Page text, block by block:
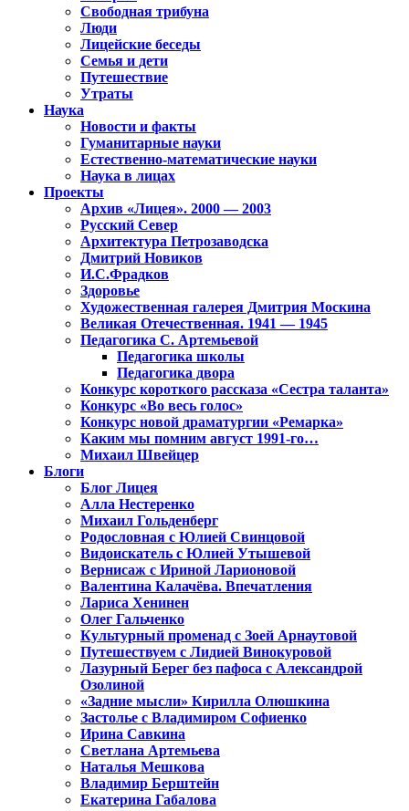
Свободная трибуна
Люди
Лицейские беседы
Семья и дети
Путешествие
Утраты
Наука
Новости и факты
Гуманитарные науки
Естественно-математические науки
Наука в лицах
Проекты
Архив «Лицея». 2000 — 2003
Русский Север
Архитектура Петрозаводска
Дмитрий Новиков
И.С.Фрадков
Здоровье
Художественная галерея Дмитрия Москина
Великая Отечественная. 1941 — 1945
Педагогика С. Артемьевой
Педагогика школы
Педагогика двора
Конкурс короткого рассказа «Сестра таланта»
Конкурс «Во весь голос»
Конкурс новой драматургии «Ремарка»
Каким мы помним август 1991-го…
Михаил Швейцер
Блоги
Блог Лицея
Алла Нестеренко
Михаил Гольденберг
Родословная с Юлией Свинцовой
Видоискатель с Юлией Утышевой
Вернисаж с Ириной Ларионовой
Валентина Калачёва. Впечатления
Лариса Хенинен
Олег Гальченко
Культурный променад с Зоей Арнаутовой
Путешествуем с Лидией Винокуровой
Лазурный Берег без пафоса с Александрой
Озолиной
«Задние мысли» Кирилла Олюшкина
Застолье с Владимиром Софиенко
Ирина Савкина
Светлана Артемьева
Наталья Мешкова
Владимир Берштейн
Екатерина Габалова